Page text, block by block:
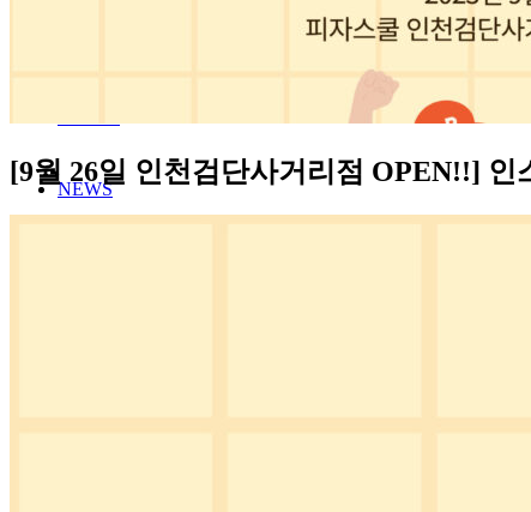
NEWS
[9월 26일 인천검단사거리점 OPEN!!] 인